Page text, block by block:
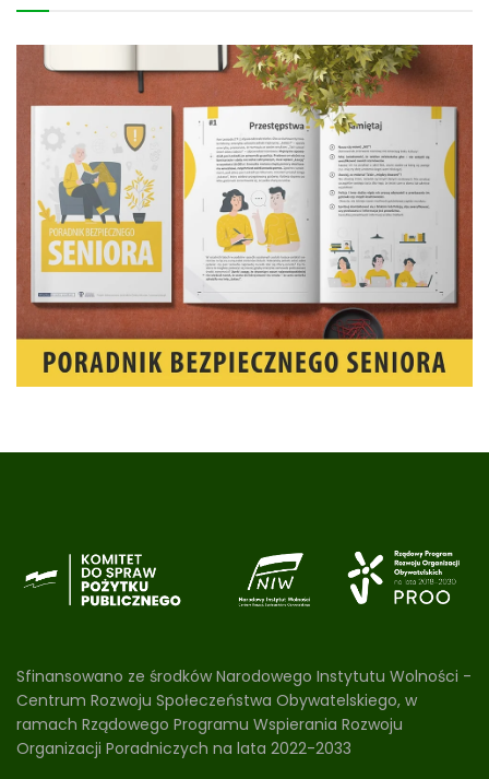
Sfinansowano ze środków Narodowego Instytutu Wolności -
Centrum Rozwoju Społeczeństwa Obywatelskiego, w
ramach Rządowego Programu Wspierania Rozwoju
Organizacji Poradniczych na lata 2022-2033